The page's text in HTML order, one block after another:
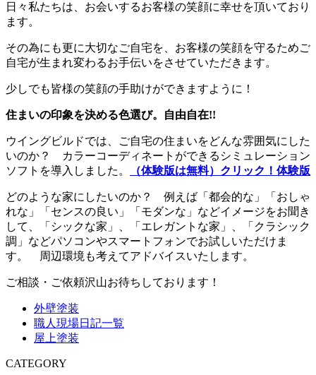
日々私たちは、お会いするお客様の笑顔に幸せを頂いており
ます。
その為にも更に大切なご自宅を、お客様の笑顔を守るためご
自宅が生まれ変わるお手伝いをさせていただきます。
少しでも皆様の笑顔の手助けができますように！
住まいの印象を決める色選び。自由自在!!
ウイングビルドでは、ご自宅の住まいをどんな雰囲気にした
いのか？ カラーコーディネートができるシミュレーション
ソフトを導入しました。
（体験版は無料）クリック！体験版
どのような家にしたいのか？ 例えば「都会的な」「おしゃ
れな」「センスの良い」「モダンな」などイメージをお聞き
して、「シックな家」、「エレガントな家」、「クラシック
調」などパソコンやスマートフォンでお試しいただけま
す。 周辺環境も考えてアドバイスいたします。
ご相談・ご依頼沢山お待ちしております！
外壁塗装
職人現場日記一覧
屋上塗装
CATEGORY